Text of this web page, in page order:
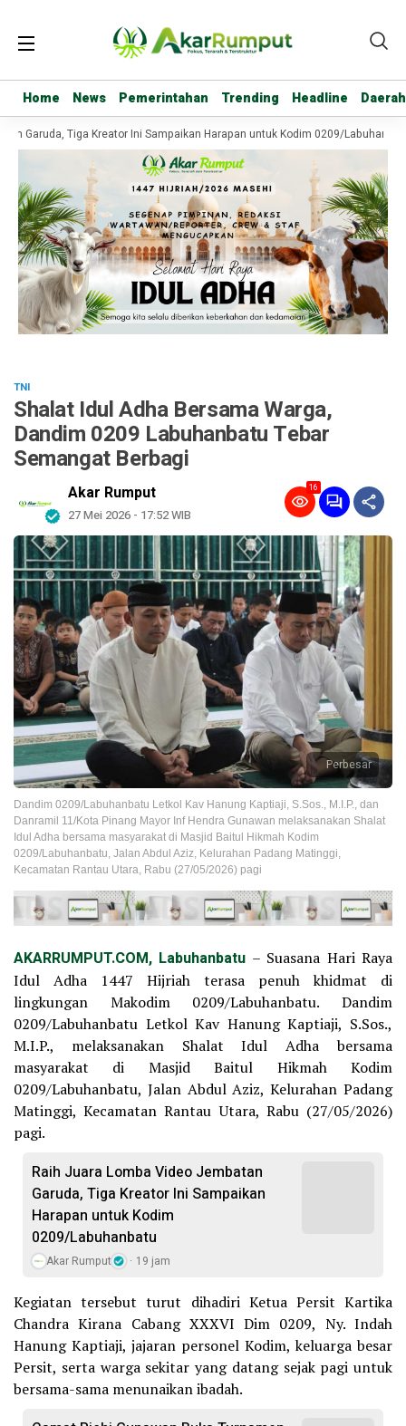
Home News Pemerintahan Trending Headline Daerah
Home News Pemerintahan Trending Headline Daerah
Garuda, Tiga Kreator Ini Sampaikan Harapan untuk Kodim 0209/Labuhanbatu
TNI
Shalat Idul Adha Bersama Warga,
Dandim 0209 Labuhanbatu Tebar
Semangat Berbagi
Akar Rumput
27 Mei 2026 - 17:52 WIB
16
Perbesar
Dandim 0209/Labuhanbatu Letkol Kav Hanung Kaptiaji, S.Sos., M.I.P., dan
Danramil 11/Kota Pinang Mayor Inf Hendra Gunawan melaksanakan Shalat
Idul Adha bersama masyarakat di Masjid Baitul Hikmah Kodim
0209/Labuhanbatu, Jalan Abdul Aziz, Kelurahan Padang Matinggi,
Kecamatan Rantau Utara, Rabu (27/05/2026) pagi
AKARRUMPUT.COM, Labuhanbatu – Suasana Hari Raya
Idul Adha 1447 Hijriah terasa penuh khidmat di
lingkungan Makodim 0209/Labuhanbatu. Dandim
0209/Labuhanbatu Letkol Kav Hanung Kaptiaji, S.Sos.,
M.I.P., melaksanakan Shalat Idul Adha bersama
masyarakat di Masjid Baitul Hikmah Kodim
0209/Labuhanbatu, Jalan Abdul Aziz, Kelurahan Padang
Matinggi, Kecamatan Rantau Utara, Rabu (27/05/2026)
pagi.
Raih Juara Lomba Video Jembatan
Garuda, Tiga Kreator Ini Sampaikan
Harapan untuk Kodim
0209/Labuhanbatu
Akar Rumput 19 jam
Kegiatan tersebut turut dihadiri Ketua Persit Kartika
Chandra Kirana Cabang XXXVI Dim 0209, Ny. Indah
Hanung Kaptiaji, jajaran personel Kodim, keluarga besar
Persit, serta warga sekitar yang datang sejak pagi untuk
bersama-sama menunaikan ibadah.